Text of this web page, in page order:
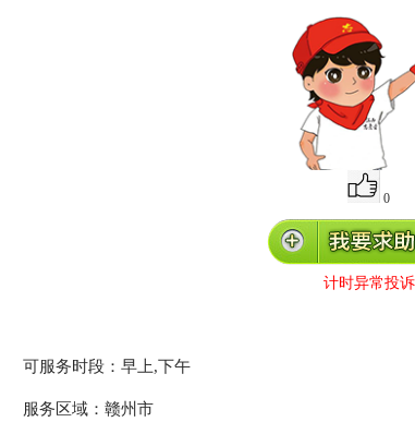
0
计时异常投诉
可服务时段：早上,下午
服务区域：赣州市